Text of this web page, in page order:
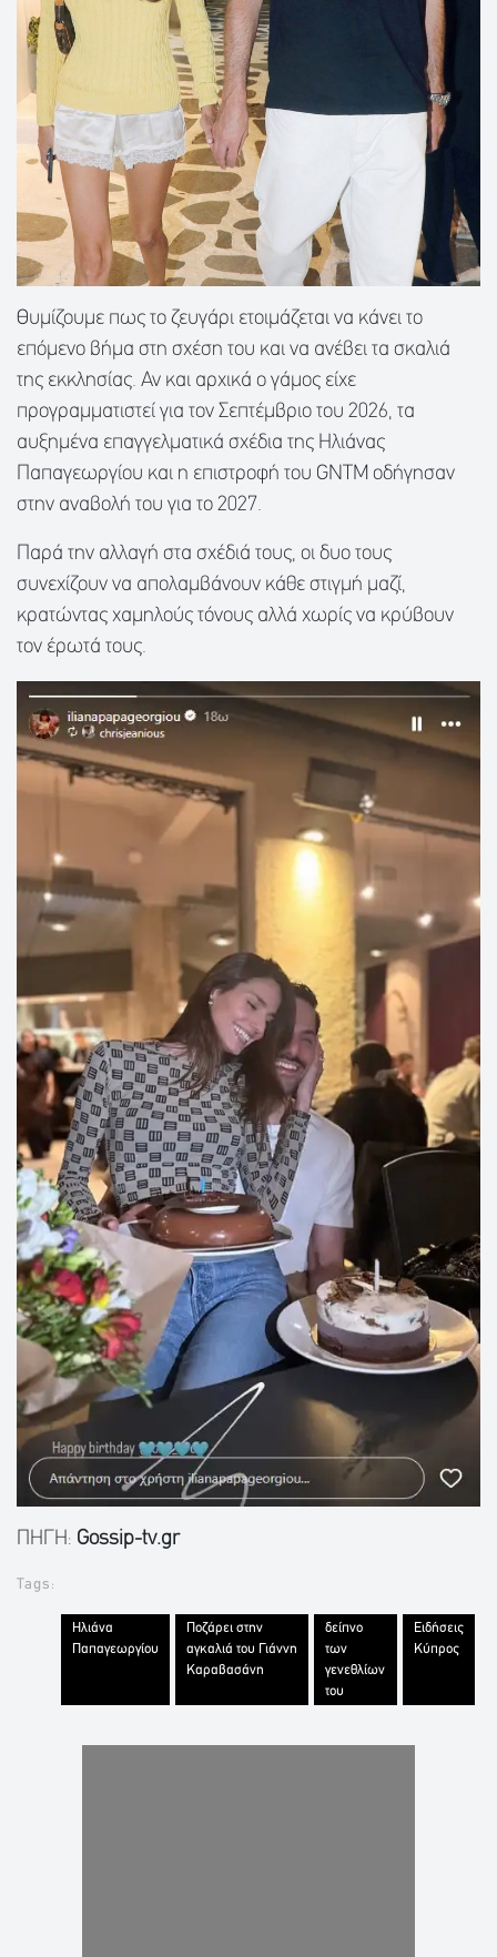
Θυμίζουμε πως το ζευγάρι ετοιμάζεται να κάνει το
επόμενο βήμα στη σχέση του και να ανέβει τα σκαλιά
της εκκλησίας. Αν και αρχικά ο γάμος είχε
προγραμματιστεί για τον Σεπτέμβριο του 2026, τα
αυξημένα επαγγελματικά σχέδια της Ηλιάνας
Παπαγεωργίου και η επιστροφή του GNTM οδήγησαν
στην αναβολή του για το 2027.
Παρά την αλλαγή στα σχέδιά τους, οι δυο τους
συνεχίζουν να απολαμβάνουν κάθε στιγμή μαζί,
κρατώντας χαμηλούς τόνους αλλά χωρίς να κρύβουν
τον έρωτά τους.
ΠΗΓΗ: Gossip-tv.gr
Tags:
Ηλιάνα
Παπαγεωργίου
Ποζάρει στην
αγκαλιά του Γιάννη
Καραβασάνη
δείπνο
των
γενεθλίων
του
Ειδήσεις
Κύπρος